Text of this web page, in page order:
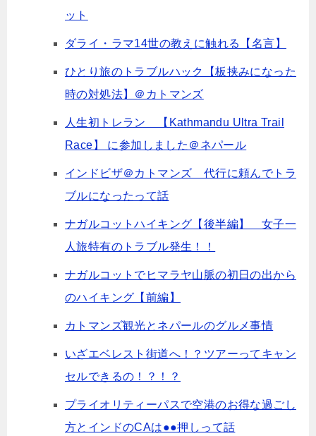
ット
ダライ・ラマ14世の教えに触れる【名言】
ひとり旅のトラブルハック【板挟みになった
時の対処法】＠カトマンズ
人生初トレラン 【Kathmandu Ultra Trail
Race】 に参加しました＠ネパール
インドビザ＠カトマンズ 代行に頼んでトラ
ブルになったって話
ナガルコットハイキング【後半編】 女子一
人旅特有のトラブル発生！！
ナガルコットでヒマラヤ山脈の初日の出から
のハイキング【前編】
カトマンズ観光とネパールのグルメ事情
いざエベレスト街道へ！？ツアーってキャン
セルできるの！？！？
プライオリティーパスで空港のお得な過ごし
方とインドのCAは●●押しって話